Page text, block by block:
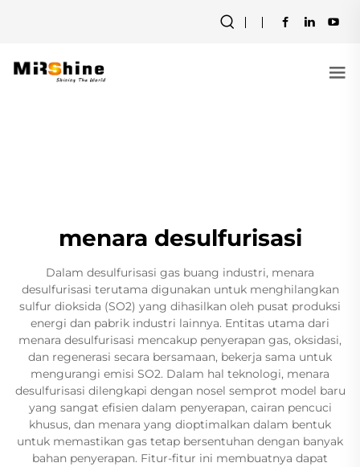
menara desulfurisasi
Dalam desulfurisasi gas buang industri, menara
desulfurisasi terutama digunakan untuk menghilangkan
sulfur dioksida (SO2) yang dihasilkan oleh pusat produksi
energi dan pabrik industri lainnya. Entitas utama dari
menara desulfurisasi mencakup penyerapan gas, oksidasi,
dan regenerasi secara bersamaan, bekerja sama untuk
mengurangi emisi SO2. Dalam hal teknologi, menara
desulfurisasi dilengkapi dengan nosel semprot model baru
yang sangat efisien dalam penyerapan, cairan pencuci
khusus, dan menara yang dioptimalkan dalam bentuk
untuk memastikan gas tetap bersentuhan dengan banyak
bahan penyerapan. Fitur-fitur ini membuatnya dapat